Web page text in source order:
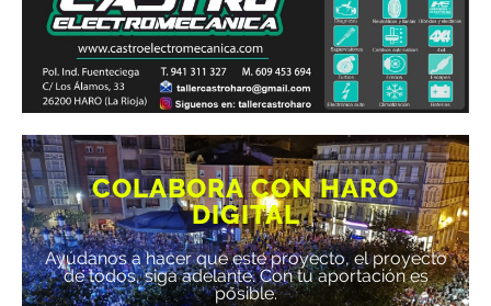
COLABORA CON HARO
DIGITAL
Ayúdanos a hacer que este proyecto, el proyecto
de todos, siga adelante. Con tu aportación es
posible.